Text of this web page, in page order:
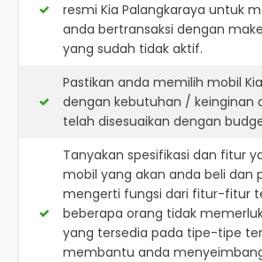
resmi Kia Palangkaraya untuk
anda bertransaksi dengan
yang sudah tidak aktif.
Pastikan anda memilih mobil
dengan kebutuhan / keinginan
telah disesuaikan dengan
Tanyakan spesifikasi dan fitur
mobil yang akan anda beli dan
mengerti fungsi dari fitur-fitur
beberapa orang tidak
yang tersedia pada tipe-tipe
membantu anda